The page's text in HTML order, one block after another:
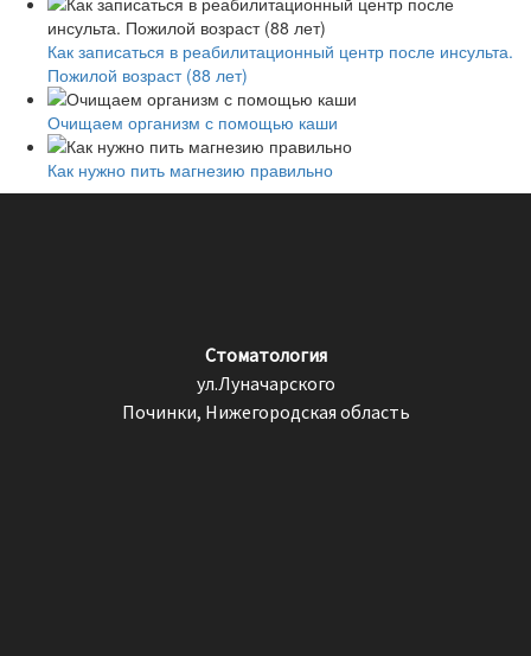
Как записаться в реабилитационный центр после инсульта.
Пожилой возраст (88 лет)
Очищаем организм с помощью каши
Как нужно пить магнезию правильно
Стоматология
ул.Луначарского
Починки, Нижегородская область